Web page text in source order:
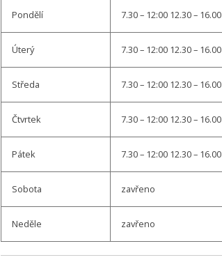
Pondělí 7.30 – 12:00 12.30 – 16.00
Úterý 7.30 – 12:00 12.30 – 16.00
Středa 7.30 – 12:00 12.30 – 16.00
Čtvrtek 7.30 – 12:00 12.30 – 16.00
Pátek 7.30 – 12:00 12.30 – 16.00
Sobota zavřeno
Neděle zavřeno